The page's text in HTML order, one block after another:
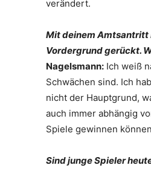
verändert.
Mit deinem Amtsantritt
Vordergrund gerückt.
Nagelsmann: Ich weiß
Schwächen sind. Ich
nicht der Hauptgrund,
auch immer abhängig
Spiele gewinnen
Sind junge Spieler